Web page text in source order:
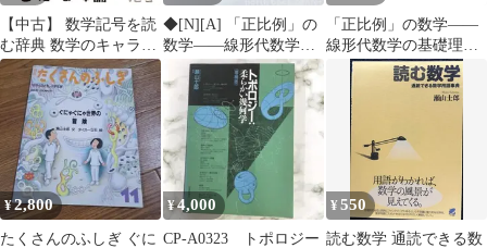
【中古】 数学記号を読
む辞典 数学のキャラク
ターたち (知の扉シリ
ーズ) / 瀬山士郎 / 技術
評論社
◆[N][A] 「正比例」の
数学――線形代数学の
基礎理論案内 瀬山士郎
「正比例」の数学――
線形代数学の基礎理論
案内 瀬山士郎
¥2,800
たくさんのふしぎ ぐに
¥4,000
CP-A0323 トポロジー
¥550
読む数学 通読できる数